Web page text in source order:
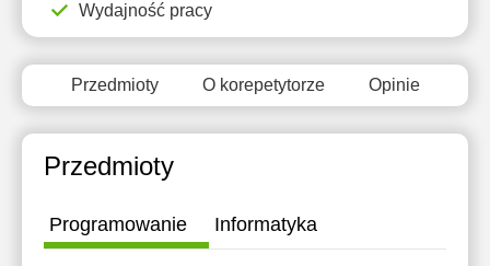
Wydajność pracy
Przedmioty O korepetytorze Opinie
Przedmioty
Programowanie Informatyka